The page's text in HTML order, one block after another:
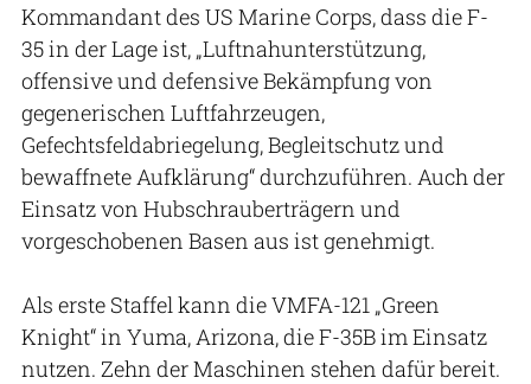
Kommandant des US Marine Corps, dass die F-
35 in der Lage ist, „Luftnahunterstützung,
offensive und defensive Bekämpfung von
gegenerischen Luftfahrzeugen,
Gefechtsfeldabriegelung, Begleitschutz und
bewaffnete Aufklärung“ durchzuführen. Auch der
Einsatz von Hubschrauberträgern und
vorgeschobenen Basen aus ist genehmigt.
Als erste Staffel kann die VMFA-121 „Green
Knight“ in Yuma, Arizona, die F-35B im Einsatz
nutzen. Zehn der Maschinen stehen dafür bereit.